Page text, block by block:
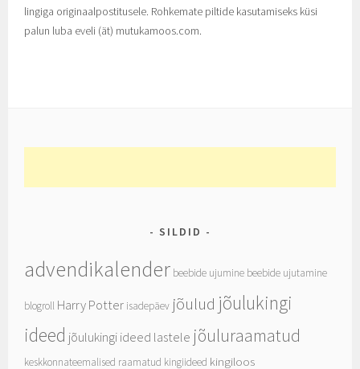
lingiga originaalpostitusele. Rohkemate piltide kasutamiseks küsi
palun luba eveli (ät) mutukamoos.com.
SILDID
advendikalender beebide ujumine beebide ujutamine
blogroll Harry Potter isadepäev jõulud jõulukingi
ideed jõulukingi ideed lastele jõuluraamatud
keskkonnateemalised raamatud kingiideed kingiloos